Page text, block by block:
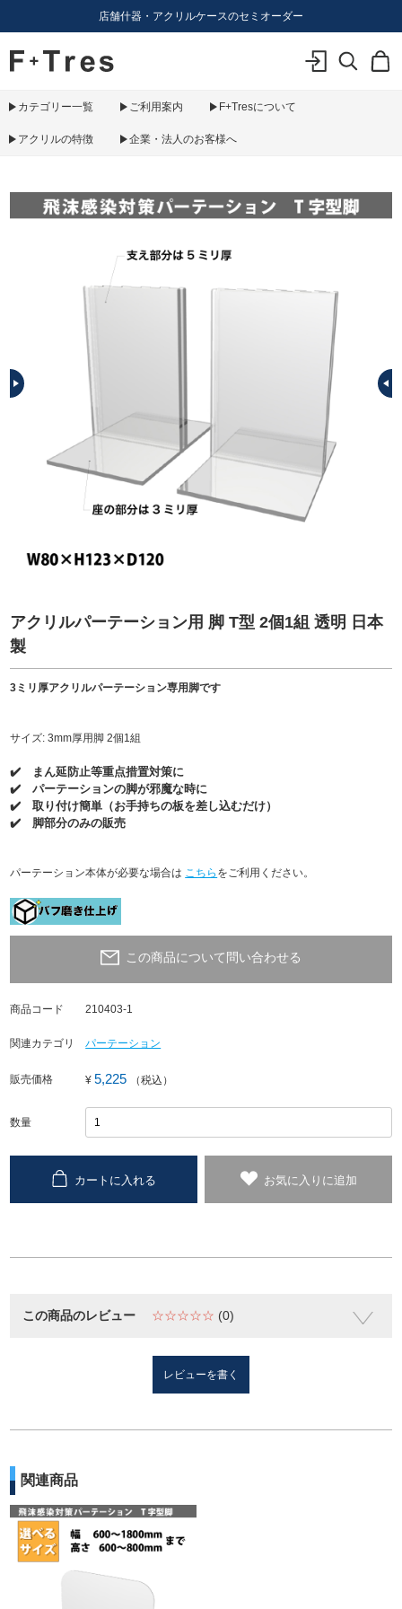
F+Tres｜エフ プラス トレス｜material figure experience
店舗什器・アクリルケースのセミオーダー
カテゴリー一覧 ご利用案内 F+Tresについて
アクリルの特徴 企業・法人のお客様へ
アクリルパーテーション用 脚 T型 2個1組 透明 日本
製
3ミリ厚アクリルパーテーション専用脚です
サイズ: 3mm厚用脚 2個1組
✔️ まん延防止等重点措置対策に
✔️ パーテーションの脚が邪魔な時に
✔️ 取り付け簡単（お手持ちの板を差し込むだけ）
✔️ 脚部分のみの販売
パーテーション本体が必要な場合は こちら をご利用ください。
この商品について問い合わせる
商品コード 210403-1
関連カテゴリ パーテーション
販売価格 ¥ 5,225 （税込）
数量
カートに入れる お気に入りに追加
この商品のレビュー ☆☆☆☆☆ (0)
レビューを書く
関連商品